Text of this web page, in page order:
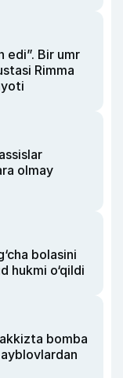
edi”. Bir umr
Rimma
olmay
bolasini
hukmi o‘qildi
bomba